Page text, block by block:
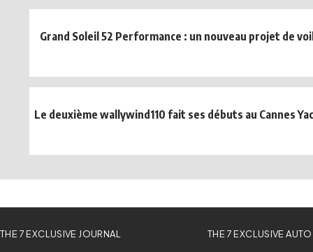
Grand Soleil 52 Performance : un nouveau projet de
Le deuxième wallywind110 fait ses débuts au Cannes
THE 7 EXCLUSIVE JOURNAL THE 7 EXCLUSIVE AUTO